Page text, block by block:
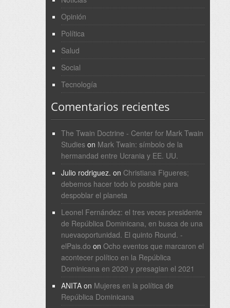
Opinión
Política
Salud
Social
Tecnología
Comentarios recientes
The Twain Doctrine - Center for Mark Twain
Studieson Mark Twain: símbolo de la
hermandad entre Ucrania y EE. UU.
Julio rodriguez. on Christiana Figueres;
debemos hacer todo lo posible para
despoblar el planeta
Leonel Fernández: el tres veces presidente
de República Dominicana, en busca de una
nuevaoportunidad. El quinto Round. -
elPais.do on Ocho eventos que marcaron el
acontecer político en la República
Dominicana en 2020 y presagian el 2021
ANITAon Mujeres en la política de
República Dominicana